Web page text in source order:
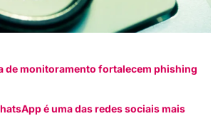
de monitoramento fortalecem phishing
é uma das redes sociais mais